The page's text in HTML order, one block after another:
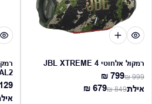
רמקול אלחוטי JBL XTREME 4
מחיר רגיל
999 ₪
מחיר מבצע
799 ₪
אילתמחיר רגיל
849 ₪
מחיר מבצע
679 ₪
129 ₪